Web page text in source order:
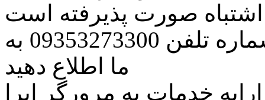
اشتباه صورت پذیرفته است
مراتب این مسئله را از طریق شماره تلفن 09353273300 به
ما اطلاع دهید
خدمات به مرورگر اپرا